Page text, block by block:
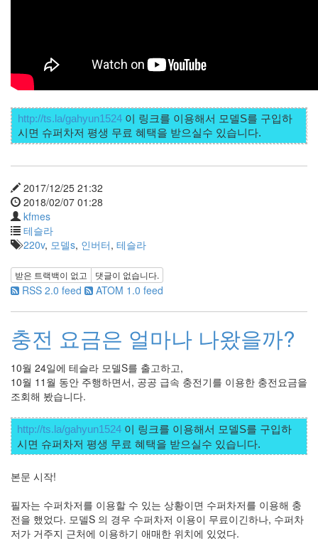
http://ts.la/gahyun1524 이 링크를 이용해서 모델S를 구입하
2017/12/25 21:32
2018/02/07 01:28
kfmes
테슬라
220v, 모델s, 인버터, 테슬라
받은 트랙백이 없고 댓글이 없습니다.
RSS 2.0 feed ATOM 1.0 feed
충전 요금은 얼마나 나왔을까?
10월 24일에 테슬라 모델S를 출고하고,
10월 11월 동안 주행하면서, 공공 급속 충전기를 이용한 충전요금을
조회해 봤습니다.
http://ts.la/gahyun1524 이 링크를 이용해서 모델S를 구입하
시면 슈퍼차저 평생 무료 혜택을 받으실수 있습니다.
본문 시작!
필자는 수퍼차저를 이용할 수 있는 상황이면 수퍼차저를 이용해 충
전을 했었다. 모델S 의 경우 수퍼차저 이용이 무료이긴하나, 수퍼차
저가 거주지 근처에 이용하기 애매한 위치에 있었다.
by
kfmes
테
슬
라
모
델
S
캠
퍼
모
드
kfmes
차
량
용
인
버
터
노...
by
kfmes